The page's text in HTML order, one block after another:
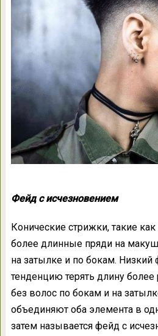
Фейд с исчезновением
Конические стрижки, такие
более длинные пряди на
на затылке и по бокам. Низкий
тенденцию терять длину более
без волос по бокам и на
объединяют оба элемента в
затем называется фейд с